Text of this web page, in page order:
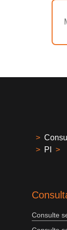
>
> PI >
Consulte